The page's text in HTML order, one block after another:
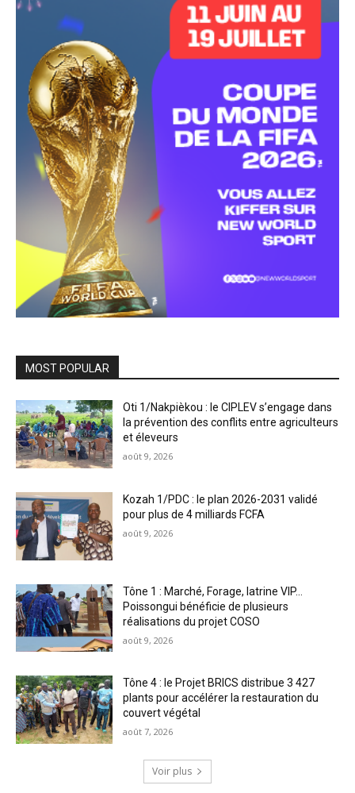
MOST POPULAR
Oti 1/Nakpièkou : le CIPLEV s’engage dans
la prévention des conflits entre agriculteurs
et éleveurs
août 9, 2026
Kozah 1/PDC : le plan 2026-2031 validé
pour plus de 4 milliards FCFA
août 9, 2026
Tône 1 : Marché, Forage, latrine VIP…
Poissongui bénéficie de plusieurs
réalisations du projet COSO
août 9, 2026
Tône 4 : le Projet BRICS distribue 3 427
plants pour accélérer la restauration du
couvert végétal
août 7, 2026
Voir plus